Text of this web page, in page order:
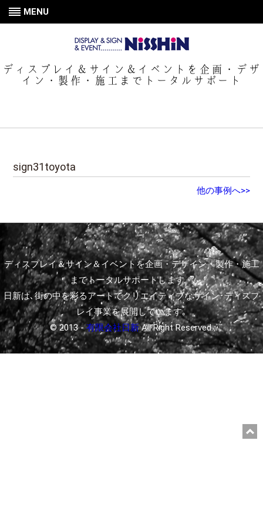
MENU
ディスプレイ＆サイン＆イベントを企画・デザ
イン・製作・施工までトータルサポート
sign31toyota
他の事例へ>>
ディスプレイ＆サイン＆イベントを企画・デザイン・製作・施工
までトータルサポートします。
日新は､街の中を彩るアートでクリエイティブなサイン･ディスプ
レイ事業を展開しています｡
© 2013 -有限会社日新All Right Reserved.